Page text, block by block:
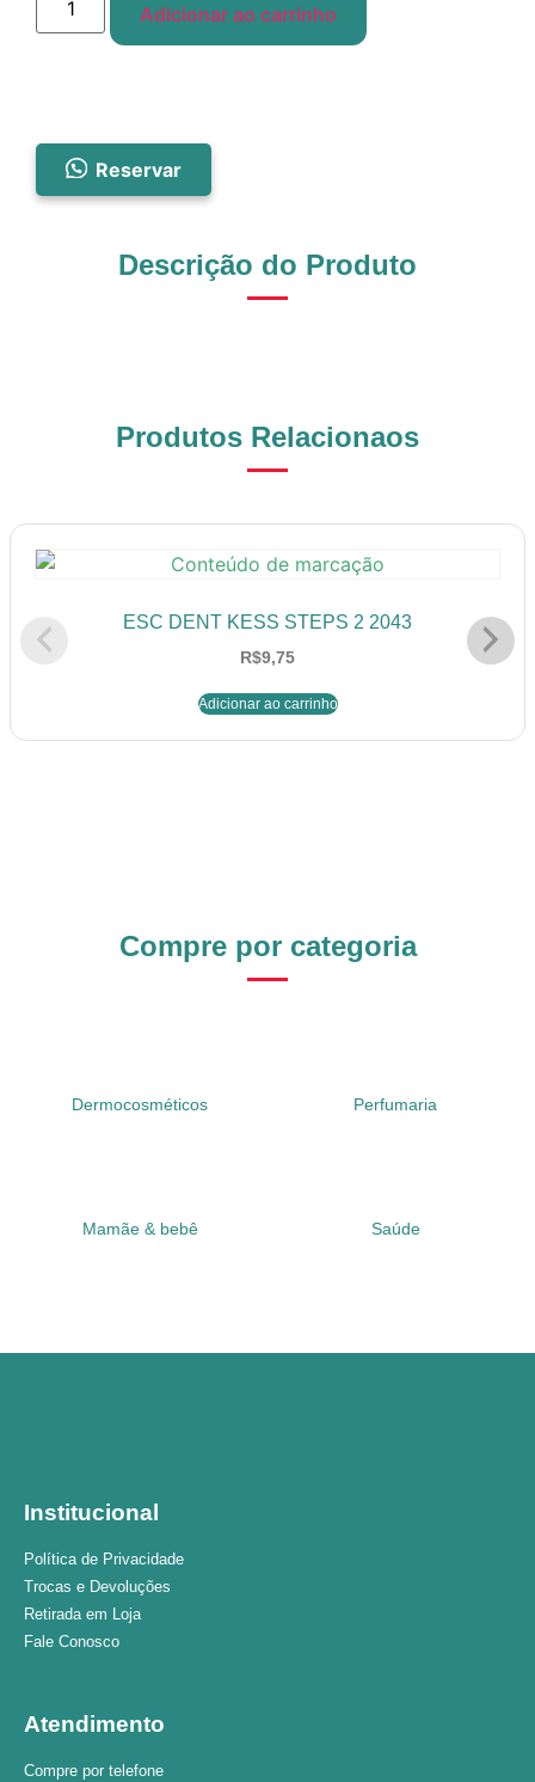
Adicionar ao carrinho
Reservar
Descrição do Produto
Produtos Relacionaos
ESC DENT KESS STEPS 2 2043
R$9,75
Adicionar ao carrinho
Compre por categoria
Dermocosméticos Perfumaria
Mamãe & bebê Saúde
Institucional
Política de Privacidade
Trocas e Devoluções
Retirada em Loja
Fale Conosco
Atendimento
Compre por telefone